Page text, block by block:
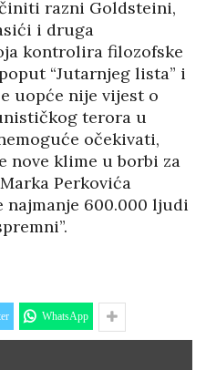
razni Goldsteini,
i druga
kontrolira filozofske
“Jutarnjeg lista” i
uopće nije vijest o
terora u
očekivati,
nove klime u borbi za
Perkovića
najmanje 600.000 ljudi
WhatsApp